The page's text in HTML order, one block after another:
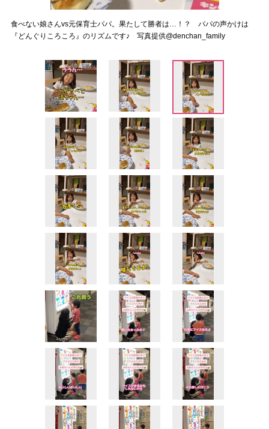
食べない娘さんvs元保育士パパ。果たして勝者は…！？ パパの声かけは
『どんぐりころころ』のリズムです♪ 写真提供@denchan_family